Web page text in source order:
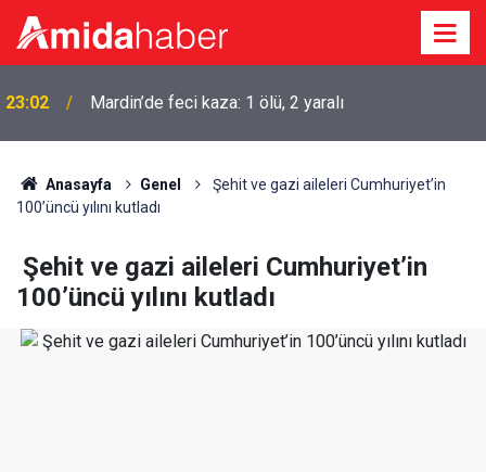
23:02 Mardin’de feci kaza: 1 ölü, 2 yaralı
Anasayfa Genel
Şehit ve gazi aileleri Cumhuriyet’in
100’üncü yılını kutladı
Şehit ve gazi aileleri Cumhuriyet’in
100’üncü yılını kutladı